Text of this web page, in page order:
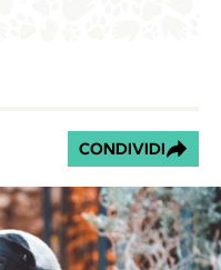
CONDIVIDI